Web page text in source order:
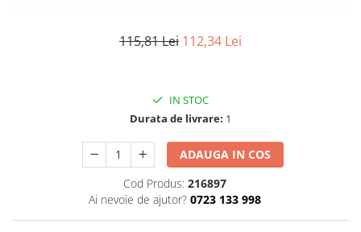
Membrană hidroizolație
Materiale pentru termoizolații
Colțare și plasă de armare
Plasă de armare pentru fațade
115,81 Lei 112,34 Lei
IN STOC
Durata de livrare: 1
ADAUGA IN COS
Cod Produs: 216897
Ai nevoie de ajutor? 0723 133 998